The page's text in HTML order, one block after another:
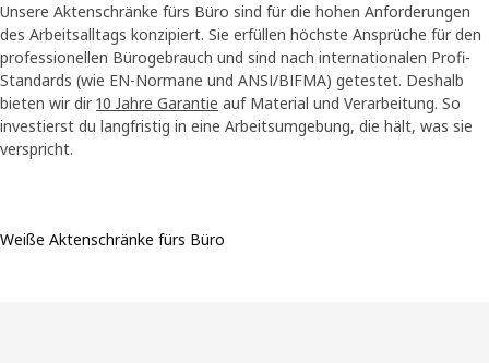
Unsere Aktenschränke fürs Büro sind für die hohen Anforderungen
des Arbeitsalltags konzipiert. Sie erfüllen höchste Ansprüche für den
professionellen Bürogebrauch und sind nach internationalen Profi-
Standards (wie EN-Normane und ANSI/BIFMA) getestet. Deshalb
bieten wir dir 10 Jahre Garantie auf Material und Verarbeitung. So
investierst du langfristig in eine Arbeitsumgebung, die hält, was sie
verspricht.
Weiße Aktenschränke fürs Büro